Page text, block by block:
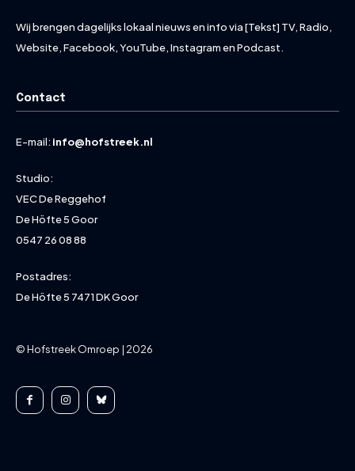
Wij brengen dagelijks lokaal nieuws en info via [Tekst] TV, Radio,
Website, Facebook, YouTube, Instagram en Podcast.
Contact
E-mail: info@hofstreek.nl
Studio:
VEC De Reggehof
De Höfte 5 Goor
0547 26 08 88
Postadres:
De Höfte 5 7471 DK Goor
© Hofstreek Omroep | 2026